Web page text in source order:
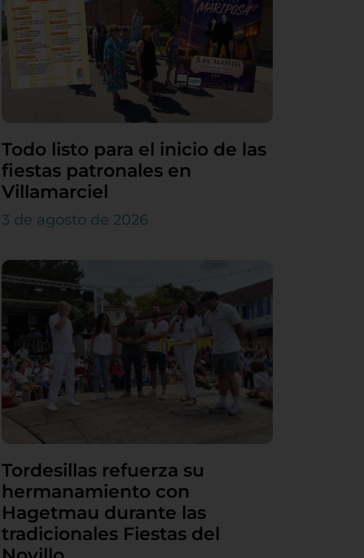
Todo listo para el inicio de las
fiestas patronales en
Villamarciel
3 de agosto de 2026
Tordesillas refuerza su
hermanamiento con
Hagetmau durante las
tradicionales Fiestas del